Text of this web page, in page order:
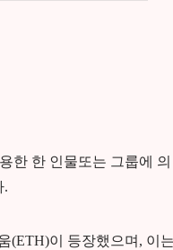
한 한 인물또는 그룹에 의
.
(ETH)이 등장했으며, 이는